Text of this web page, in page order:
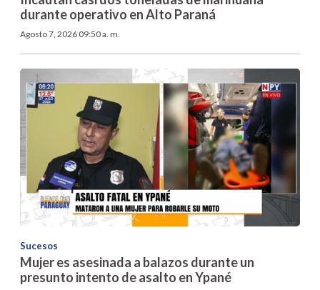
durante operativo en Alto Paraná
Agosto 7, 2026 09:50 a. m.
Sucesos
Mujer es asesinada a balazos durante un
presunto intento de asalto en Ypané